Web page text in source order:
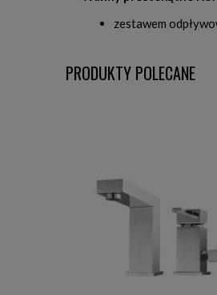
zestawem
PRODUKTY POLECANE